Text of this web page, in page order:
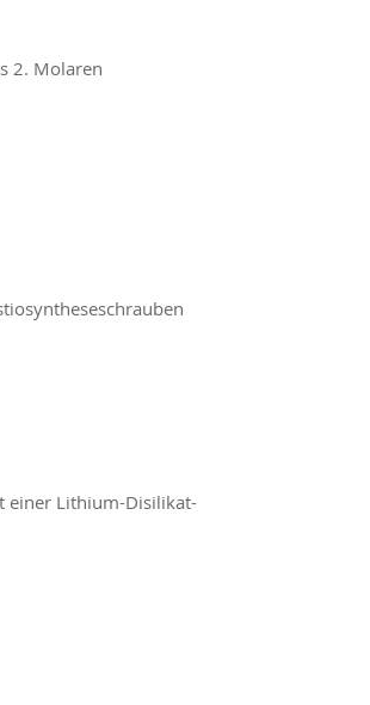
2. Molaren
einer Lithium-Disilikat-